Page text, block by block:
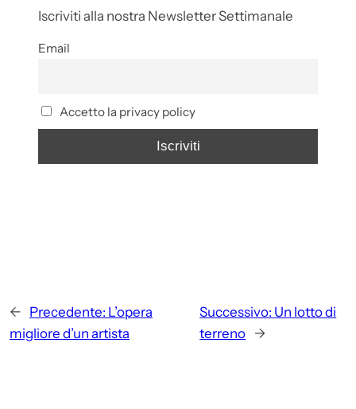
Iscriviti alla nostra Newsletter Settimanale
Email
Accetto la privacy policy
← Precedente: L’opera
migliore d’un artista
Successivo: Un lotto di
terreno →